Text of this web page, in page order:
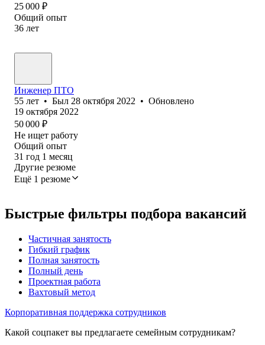
25 000 ₽
Общий опыт
36 лет
Инженер ПТО
55 лет • Был 28 октября 2022 • Обновлено
19 октября 2022
50 000 ₽
Не ищет работу
Общий опыт
31 год 1 месяц
Другие резюме
Ещё 1 резюме
Быстрые фильтры подбора вакансий
Частичная занятость
Гибкий график
Полная занятость
Полный день
Проектная работа
Вахтовый метод
Корпоративная поддержка сотрудников
Какой соцпакет вы предлагаете семейным сотрудникам?